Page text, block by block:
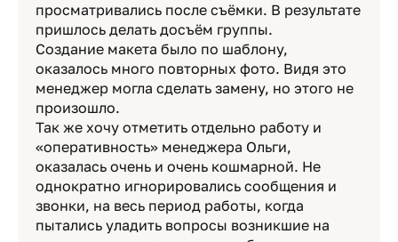
просматривались после съёмки. В результате
пришлось делать досъём группы.
Создание макета было по шаблону,
оказалось много повторных фото. Видя это
менеджер могла сделать замену, но этого не
произошло.
Так же хочу отметить отдельно работу и
«оперативность» менеджера Ольги,
оказалась очень и очень кошмарной. Не
однократно игнорировались сообщения и
звонки, на весь период работы, когда
пытались уладить вопросы возникшие на